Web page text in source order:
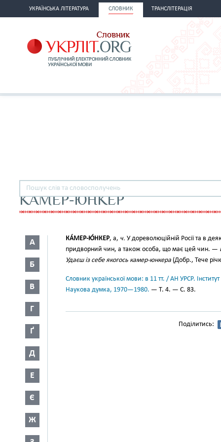
УКРАЇНСЬКА ЛІТЕРАТУРА СЛОВНИК ТРАНСЛІТЕРАЦІЯ
КАМЕР-ЮНКЕР
А
Б
В
Г
Ґ
Д
Е
Є
Ж
КА́МЕР-Ю́НКЕР, а, ч. У дореволюційній Росії та в
придворний чин, а також особа, що має цей чин. —
Удаєш із себе якогось камер-юнкера (Добр., Тече
Словник української мови: в 11 тт. / АН УРСР.
Наукова думка, 1970—1980. — Т. 4. — С. 83.
Поділитись: